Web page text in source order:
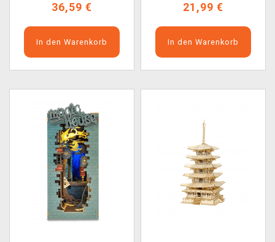
36,59 €
In den Warenkorb
21,99 €
In den Warenkorb